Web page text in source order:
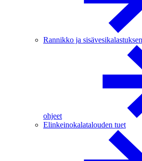
Rannikko ja
ohjeet
Elinkeinokalatalouden tuet